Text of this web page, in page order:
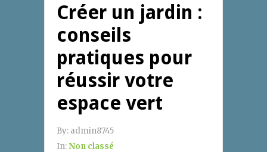
Créer un jardin :
conseils
pratiques pour
réussir votre
espace vert
By: admin8745
In:Non classé